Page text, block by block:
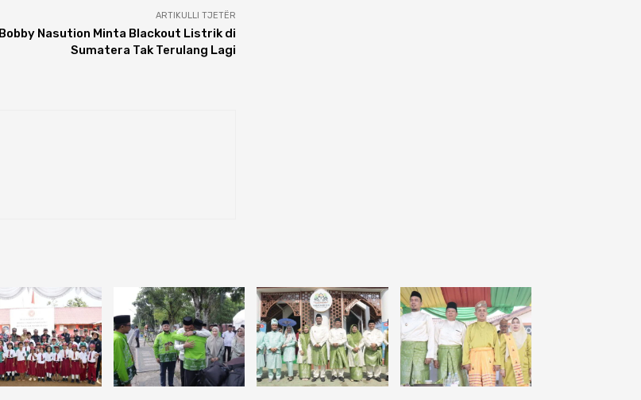
ARTIKULLI TJETËR
Bobby Nasution Minta Blackout Listrik di
Sumatera Tak Terulang Lagi